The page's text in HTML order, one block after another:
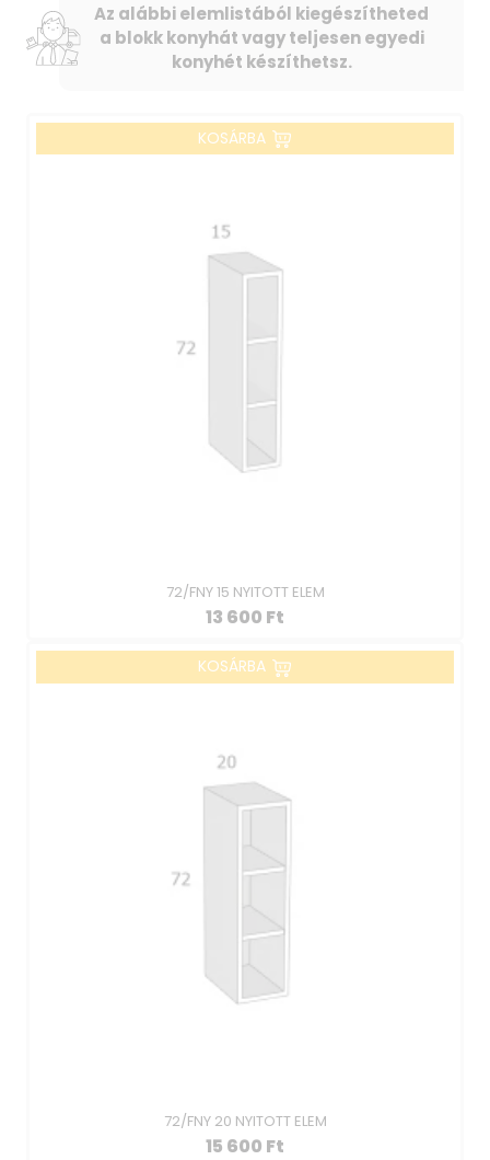
Az alábbi elemlistából kiegészítheted
a blokk konyhát vagy teljesen egyedi
konyhét készíthetsz.
KOSÁRBA
72/FNY 15 NYITOTT ELEM
13 600 Ft
KOSÁRBA
72/FNY 20 NYITOTT ELEM
15 600 Ft